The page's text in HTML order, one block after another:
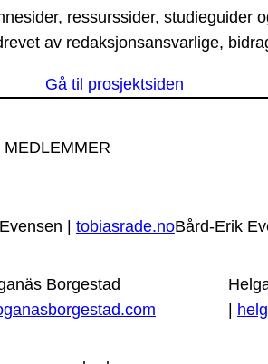
ressurssider, studieguider
av redaksjonsansvarlige,
Gå til prosjektsiden
| tobiasrade.noBård-Erik
Borgestad
|